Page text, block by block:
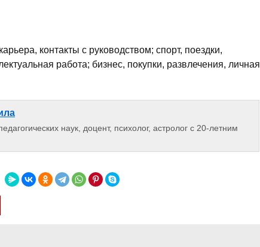
контакты с руководством; спорт, поездки,
работа; бизнес, покупки, развлечения, личная
наук, доцент, психолог, астролог с 20-летним